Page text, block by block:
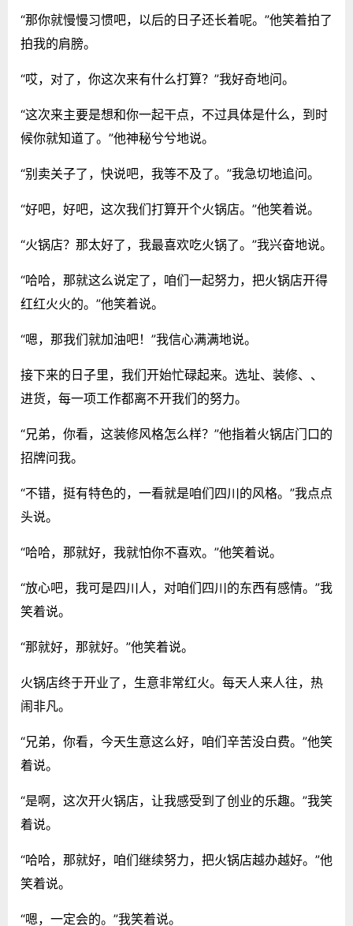
“那你就慢慢习惯吧，以后的日子还长着呢。”他笑着拍了
拍我的肩膀。
“哎，对了，你这次来有什么打算？”我好奇地问。
“这次来主要是想和你一起干点，不过具体是什么，到时
候你就知道了。”他神秘兮兮地说。
“别卖关子了，快说吧，我等不及了。”我急切地追问。
“好吧，好吧，这次我们打算开个火锅店。”他笑着说。
“火锅店？那太好了，我最喜欢吃火锅了。”我兴奋地说。
“哈哈，那就这么说定了，咱们一起努力，把火锅店开得
红红火火的。”他笑着说。
“嗯，那我们就加油吧！”我信心满满地说。
接下来的日子里，我们开始忙碌起来。选址、装修、、
进货，每一项工作都离不开我们的努力。
“兄弟，你看，这装修风格怎么样？”他指着火锅店门口的
招牌问我。
“不错，挺有特色的，一看就是咱们四川的风格。”我点点
头说。
“哈哈，那就好，我就怕你不喜欢。”他笑着说。
“放心吧，我可是四川人，对咱们四川的东西有感情。”我
笑着说。
“那就好，那就好。”他笑着说。
火锅店终于开业了，生意非常红火。每天人来人往，热
闹非凡。
“兄弟，你看，今天生意这么好，咱们辛苦没白费。”他笑
着说。
“是啊，这次开火锅店，让我感受到了创业的乐趣。”我笑
着说。
“哈哈，那就好，咱们继续努力，把火锅店越办越好。”他
笑着说。
“嗯，一定会的。”我笑着说。